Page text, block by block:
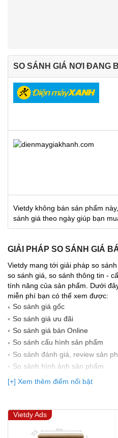
SO SÁNH GIÁ NƠI ĐANG
Vietdy không bán sản phẩm
sánh giá theo ngày giúp bạn
GIẢI PHÁP SO SÁNH GIÁ
Vietdy mang tới giải pháp so
so sánh giá, so sánh thông tin -
tính năng của sản phẩm. Dưới
miễn phí bạn có thể xem được:
So sánh giá gốc
So sánh giá ưu đãi
So sánh giá bán Online
So sánh cấu hình sản phẩm
So sánh đánh giá, review sản
So sảnh hình ảnh sản phẩm
(Bạn đang được xem so sánh
lần cập nhật gần nhất)
[+] Xem thêm điểm nổi bật
Vietdy Ads